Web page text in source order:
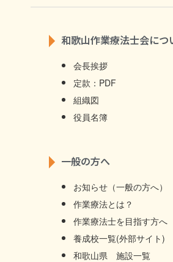
和歌山作業療法士会につ
会長挨拶
定款：PDF
組織図
役員名簿
一般の方へ
お知らせ（一般の方へ）
作業療法とは？
作業療法士を目指す方へ
養成校一覧(外部サイト)
和歌山県 施設一覧